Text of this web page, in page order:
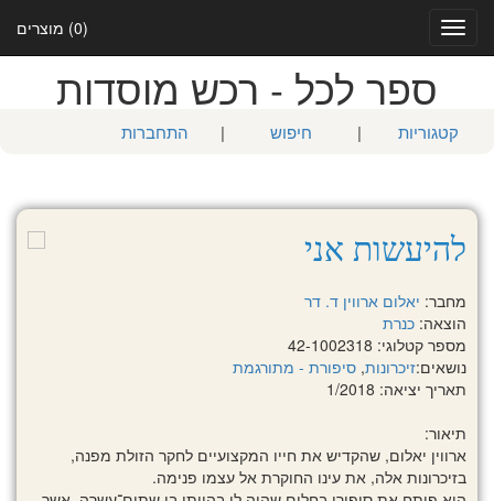
(0) מוצרים
Toggle
navigation
ספר לכל - רכש מוסדות
קטגוריות | חיפוש | התחברות
להיעשות אני
מחבר: יאלום ארווין ד. דר
הוצאה: כנרת
מספר קטלוגי: 42-1002318
נושאים:זיכרונות, סיפורת - מתורגמת
תאריך יציאה: 1/2018
תיאור:
ארווין יאלום, שהקדיש את חייו המקצועיים לחקר הזולת מפנה,
בזיכרונות אלה, את עינו החוקרת אל עצמו פנימה.